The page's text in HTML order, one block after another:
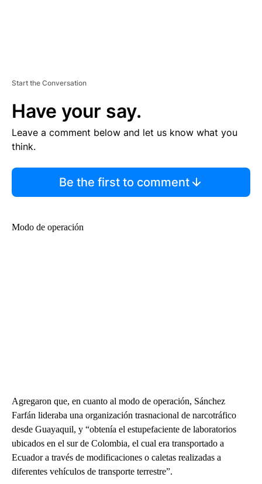
Start the Conversation
Have your say.
Leave a comment below and let us know what you
think.
Be the first to comment
Modo de operación
Agregaron que, en cuanto al modo de operación, Sánchez
Farfán lideraba una organización trasnacional de narcotráfico
desde Guayaquil, y “obtenía el estupefaciente de laboratorios
ubicados en el sur de Colombia, el cual era transportado a
Ecuador a través de modificaciones o caletas realizadas a
diferentes vehículos de transporte terrestre”.